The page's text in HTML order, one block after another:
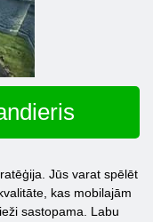
Jūs varat spēlēt
kas mobilajām
sastopama. Labu